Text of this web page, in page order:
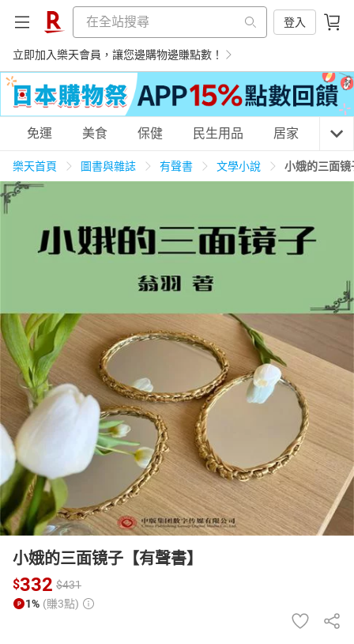
登入
立即加入樂天會員，讓您邊購物邊賺點數！
購物網分類
3C家電 運動休閒
女裝 男裝 化妝保養 情趣用品
日本購物 電子/紙本書
HOT
免運 美食 保健 民生用品 居家 3C
樂天首頁 圖書與雜誌 有聲書 文學小說 小娥的三面
小娥的三面镜子【有聲書】
$332 $431
1% (賺3點)